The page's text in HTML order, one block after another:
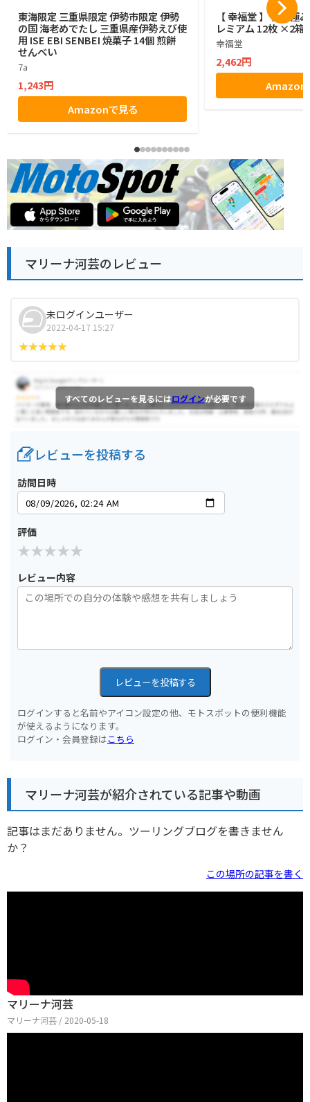
東海限定 三重県限定 伊勢市限定 伊勢
の国 海老めでたし 三重県産伊勢えび使
用 ISE EBI SENBEI 焼菓子 14個 煎餅
せんべい
7a
1,243円
Amazonで見る
【 幸福堂 】 伊勢極
レミアム 12枚 ×2箱
幸福堂
2,462円
Amazon
マリーナ河芸のレビュー
未ログインユーザー
2022-04-17 15:27
すべてのレビューを見るにはログインが必要です
レビューを投稿する
訪問日時
評価
レビュー内容
レビューを投稿する
ログインすると名前やアイコン設定の他、モトスポットの便利機能
が使えるようになります。
ログイン・会員登録はこちら
マリーナ河芸が紹介されている記事や動画
記事はまだありません。ツーリングブログを書きません
か？
この場所の記事を書く
マリーナ河芸
マリーナ河芸 / 2020-05-18